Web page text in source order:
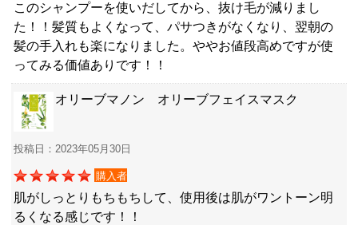
このシャンプーを使いだしてから、抜け毛が減りまし
た！！髪質もよくなって、パサつきがなくなり、翌朝の
髪の手入れも楽になりました。ややお値段高めですが使
ってみる価値ありです！！
オリーブマノン オリーブフェイスマスク
投稿日：2023年05月30日
購入者
肌がしっとりもちもちして、使用後は肌がワントーン明
るくなる感じです！！